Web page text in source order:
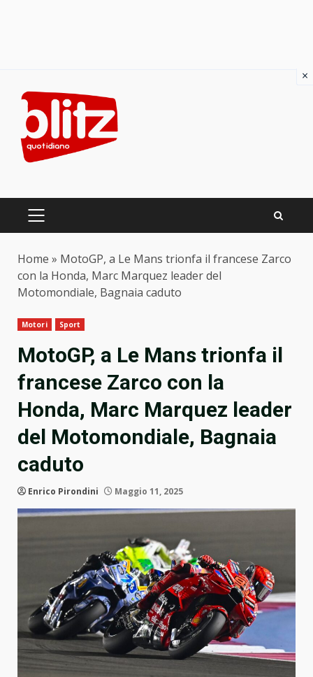
content
PRIMARY
Home » MotoGP, a Le Mans trionfa il francese Zarco
con la Honda, Marc Marquez leader del
Motomondiale, Bagnaia caduto
Motori Sport
MotoGP, a Le Mans trionfa il
francese Zarco con la
Honda, Marc Marquez leader
del Motomondiale, Bagnaia
caduto
Enrico Pirondini Maggio 11, 2025
×